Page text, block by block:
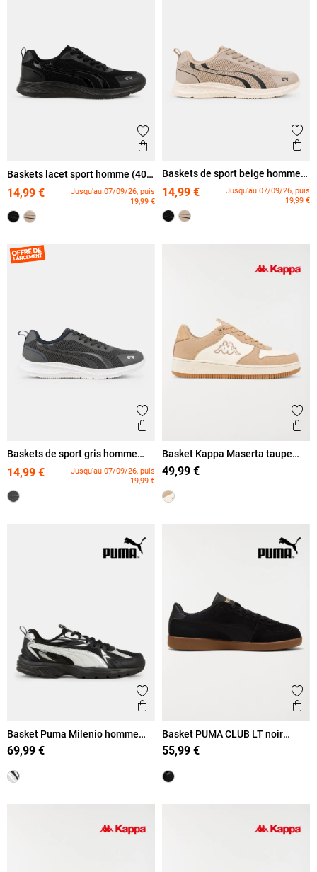
Ajouter aux favoris
Aperçu rapide
Baskets lacet sport homme (40-
14,99 €
Jusqu'au 07/09/26, puis
19,99 €
Baskets de sport beige homme
14,99 €
Jusqu'au 07/09/26, puis
19,99 €
Ajouter aux favoris
Aperçu rapide
Baskets de sport gris homme
(40-46)
14,99 €
Jusqu'au 07/09/26, puis
19,99 €
Basket Kappa Maserta taupe
homme (40-46)
49,99 €
Ajouter aux favoris
Aperçu rapide
Basket Puma Milenio homme
(41-46)
69,99 €
Basket PUMA CLUB LT noir
homme (41-46)
55,99 €